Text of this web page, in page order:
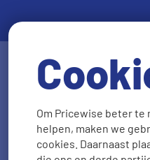
Om Pricewise beter
helpen, maken we
cookies. Daarnaast